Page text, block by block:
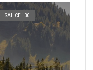
SALICE 130